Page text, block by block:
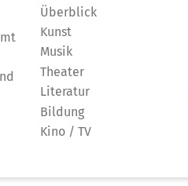
Überblick
Kunst
Musik
Theater
Literatur
Bildung
Kino / TV